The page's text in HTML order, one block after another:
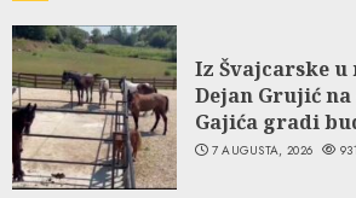
Iz Švajcarske
Dejan Grujić
Gajića gradi
7 AUGUSTA, 2026 931